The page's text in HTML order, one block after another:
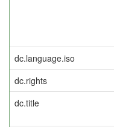
dc.language.iso
dc.rights
dc.title